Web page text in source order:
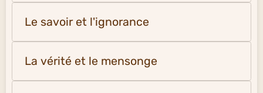
Le savoir et l'ignorance
La vérité et le mensonge